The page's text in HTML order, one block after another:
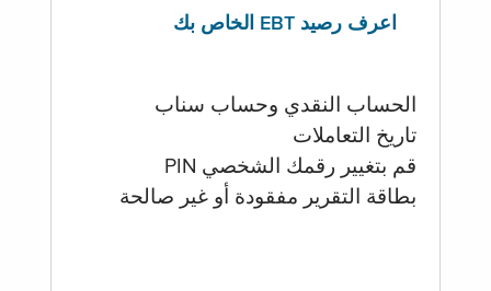
اعرف رصيد EBT الخاص بك
الحساب النقدي وحساب سناب
تاريخ التعاملات
قم بتغيير رقمك الشخصي PIN
بطاقة التقرير مفقودة أو غير صالحة